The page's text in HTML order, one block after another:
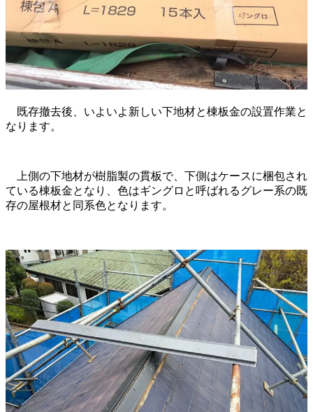
既存撤去後、いよいよ新しい下地材と棟板金の設置作業と
なります。
上側の下地材が樹脂製の貫板で、下側はケースに梱包され
ている棟板金となり、色はギングロと呼ばれるグレー系の既
存の屋根材と同系色となります。